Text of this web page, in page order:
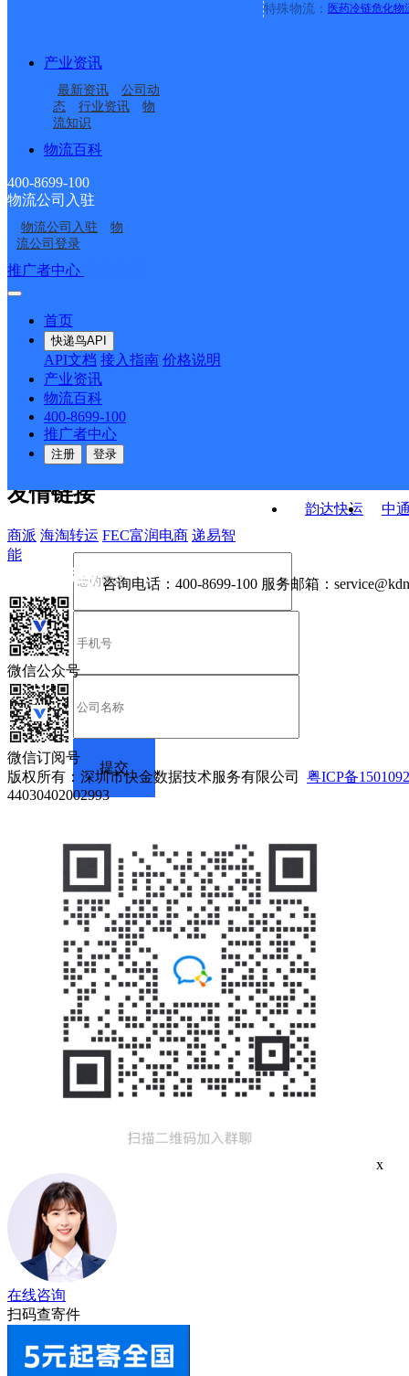
特殊物流： 医药冷链危化物
产业资讯
最新资讯
公司动
态
行业资讯
物
流知识
物流百科
400-8699-100
物流公司入驻
物流公司入驻
物
流公司登录
推广者中心
首页
快递鸟API
API文档 接入指南 价格说明
产业资讯
物流百科
400-8699-100
推广者中心
注册 登录
安徽淮南公司淮河新城
便民服务站分部
安徽淮南公司英伦联邦
韵达寄存点
安徽淮南韵达公司三和
乡寄存点
安徽淮南公司百花园分
部
安徽淮南公司新天地便
民服务站分部
安徽淮南公司国庆西路
韵达快运
中
接口API
API接口 DEMO下载
关于我们
公司介绍 企业动态
合作伙伴 快递鸟接口服务协议
户隐私政策
友情链接
商派 海淘转运 FEC富润电商 递易智
能
咨询电话： 400-8699-100 服务邮箱：
微信公众号
微信订阅号
版权所有：深圳市快金数据技术服务有限公司 粤ICP备
44030402002993
x
在线咨询
扫码查寄件